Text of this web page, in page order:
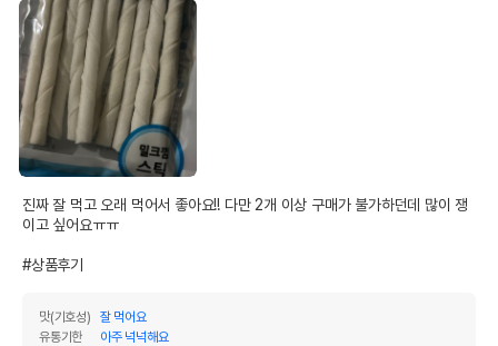
진짜 잘 먹고 오래 먹어서 좋아요!! 다만 2개 이상 구매가 불가하던데 많이 쟁
이고 싶어요ㅠㅠ
#상품후기
맛(기호성)
잘 먹어요
유통기한
아주 넉넉해요